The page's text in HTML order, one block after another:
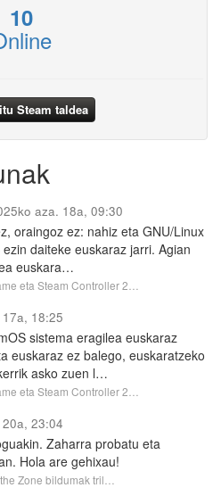
10
Steam taldea
aza. 18a, 09:30
oraingoz ez: nahiz eta GNU/Linux
daiteke euskaraz jarri. Agian
euskara…
eta Steam Controller 2…
18:25
sistema eragilea euskaraz
euskaraz ez balego, euskaratzeko
asko zuen l…
eta Steam Controller 2…
23:04
Zaharra probatu eta
Hola are gehixau!
Zone bildumak tril…